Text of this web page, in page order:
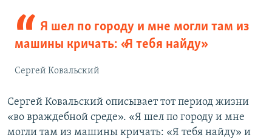
Я шел по городу и мне могли там из
машины кричать: «Я тебя найду»
Сергей Ковальский
Сергей Ковальский описывает тот период жизни
«во враждебной среде». «Я шел по городу и мне
могли там из машины кричать: «Я тебя найду» и